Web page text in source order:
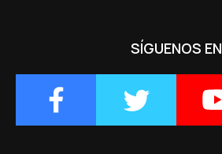
SÍGUENOS EN